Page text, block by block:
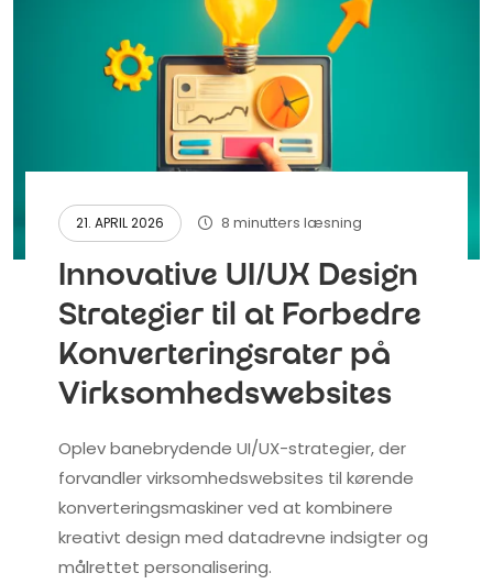
21. APRIL 2026 8 minutters læsning
Innovative UI/UX Design
Strategier til at Forbedre
Konverteringsrater på
Virksomhedswebsites
Oplev banebrydende UI/UX-strategier, der
forvandler virksomhedswebsites til kørende
konverteringsmaskiner ved at kombinere
kreativt design med datadrevne indsigter og
målrettet personalisering.